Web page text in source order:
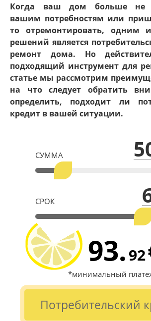
Когда ваш дом больше не
вашим потребностям или
то отремонтировать, одним
решений является
ремонт дома. Но
подходящий инструмент для
статье мы рассмотрим
на что следует обратить
определить, подходит ли
кредит в вашей ситуации.
СУММА
СРОК
93.92
*минимальный
Потребительский